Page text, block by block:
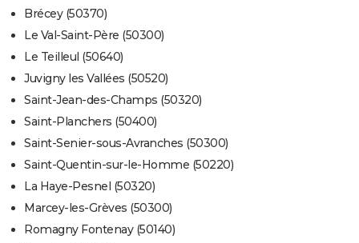
Brécey (50370)
Le Val-Saint-Père (50300)
Le Teilleul (50640)
Juvigny les Vallées (50520)
Saint-Jean-des-Champs (50320)
Saint-Planchers (50400)
Saint-Senier-sous-Avranches (50300)
Saint-Quentin-sur-le-Homme (50220)
La Haye-Pesnel (50320)
Marcey-les-Grèves (50300)
Romagny Fontenay (50140)